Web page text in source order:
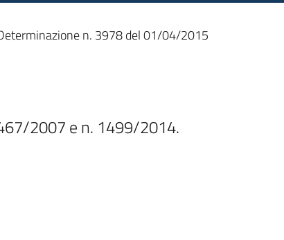
n. 3978 del 01/04/2015
2007 e n. 1499/2014.